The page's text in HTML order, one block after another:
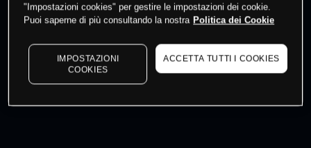
I prezzi sono solo indicativi. Accediper vedere gli ultimi
dati di mercato
to see latest market data
"Impostazioni cookies" per gestire le impostazioni dei cookie.
Puoi saperne di più consultando la nostra Politica dei Cookie
IMPOSTAZIONI
COOKIES
ACCETTA TUTTI I COOKIES